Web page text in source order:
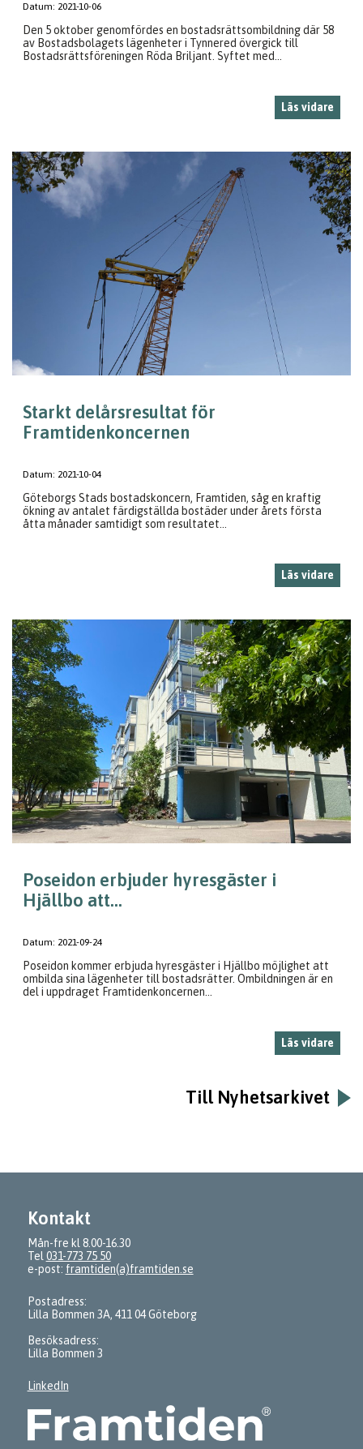
Datum: 2021-10-06
Den 5 oktober genomfördes en bostadsrättsombildning där 58
av Bostadsbolagets lägenheter i Tynnered övergick till
Bostadsrättsföreningen Röda Briljant. Syftet med...
Läs vidare
Starkt delårsresultat för
Framtidenkoncernen
Datum: 2021-10-04
Göteborgs Stads bostadskoncern, Framtiden, såg en kraftig
ökning av antalet färdigställda bostäder under årets första
åtta månader samtidigt som resultatet...
Läs vidare
Poseidon erbjuder hyresgäster i
Hjällbo att...
Datum: 2021-09-24
Poseidon kommer erbjuda hyresgäster i Hjällbo möjlighet att
ombilda sina lägenheter till bostadsrätter. Ombildningen är en
del i uppdraget Framtidenkoncernen...
Läs vidare
Till Nyhetsarkivet
Kontakt
Mån-fre kl 8.00-16.30
Tel 031-773 75 50
e-post: framtiden(a)framtiden.se
Postadress:
Lilla Bommen 3A, 411 04 Göteborg
Besöksadress:
Lilla Bommen 3
LinkedIn